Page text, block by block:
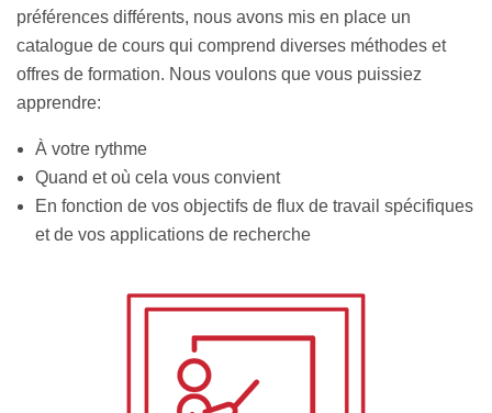
préférences différents, nous avons mis en place un
catalogue de cours qui comprend diverses méthodes et
offres de formation. Nous voulons que vous puissiez
apprendre:
À votre rythme
Quand et où cela vous convient
En fonction de vos objectifs de flux de travail spécifiques
et de vos applications de recherche